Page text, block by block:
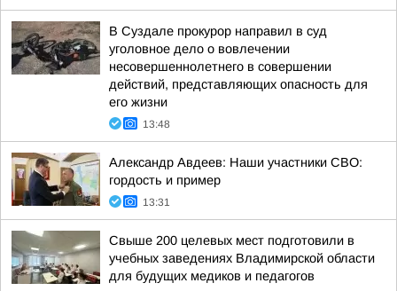
В Суздале прокурор направил в суд
уголовное дело о вовлечении
несовершеннолетнего в совершении
действий, представляющих опасность для
его жизни
13:48
Александр Авдеев: Наши участники СВО:
гордость и пример
13:31
Свыше 200 целевых мест подготовили в
учебных заведениях Владимирской области
для будущих медиков и педагогов